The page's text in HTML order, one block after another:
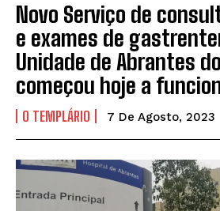
Novo Serviço de
e exames de
Unidade de Abrantes
começou hoje a
O TEMPLÁRIO 7 De Agosto, 2023